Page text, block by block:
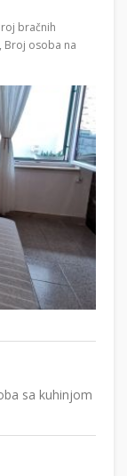
bračnih
, Broj osoba na
sa kuhinjom